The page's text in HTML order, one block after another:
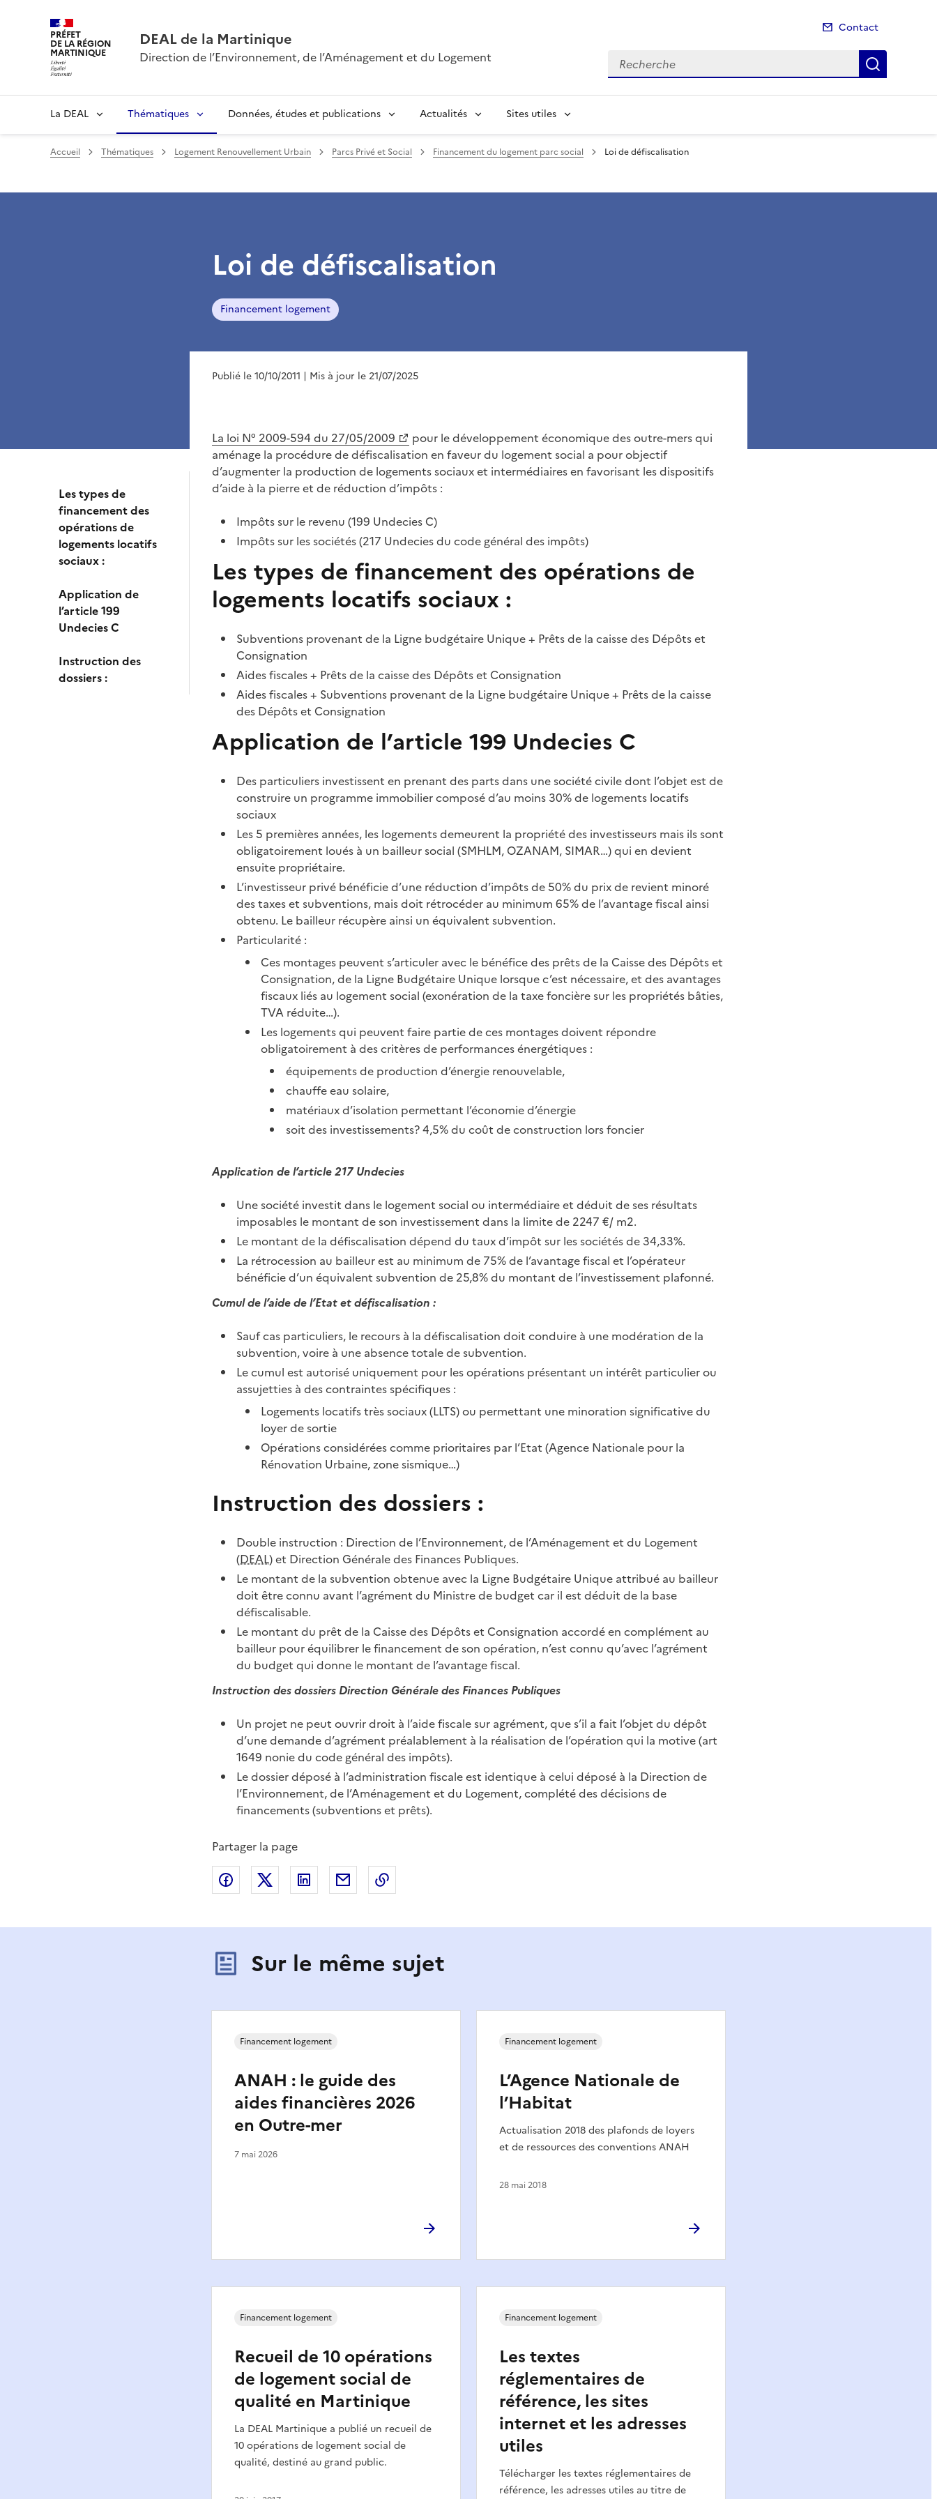
PRÉFET
DE LA RÉGION
MARTINIQUE
DEAL de la Martinique
Direction de l’Environnement, de l’Aménagement et du Logement
Contact
Recherche
La DEAL Thématiques Données, études et publications Actualités Sites utiles
Accueil Thématiques Logement Renouvellement Urbain Parcs Privé et Social Financement du logement parc social Loi de défiscalisation
Les types de
financement des
opérations de
logements locatifs
sociaux :
Application de
l’article 199
Undecies C
Instruction des
dossiers :
Loi de défiscalisation
Financement logement
Publié le 10/10/2011 | Mis à jour le 21/07/2025
La loi N° 2009-594 du 27/05/2009
pour le développement économique des outre-mers qui
aménage la procédure de défiscalisation en faveur du logement social a pour objectif
d’augmenter la production de logements sociaux et intermédiaires en favorisant les dispositifs
d’aide à la pierre et de réduction d’impôts :
Impôts sur le revenu (199 Undecies C)
Impôts sur les sociétés (217 Undecies du code général des impôts)
Les types de financement des opérations de
logements locatifs sociaux :
Subventions provenant de la Ligne budgétaire Unique + Prêts de la caisse des Dépôts et
Consignation
Aides fiscales + Prêts de la caisse des Dépôts et Consignation
Aides fiscales + Subventions provenant de la Ligne budgétaire Unique + Prêts de la caisse
des Dépôts et Consignation
Application de l’article 199 Undecies C
Des particuliers investissent en prenant des parts dans une société civile dont l’objet est de
construire un programme immobilier composé d’au moins 30% de logements locatifs
sociaux
Les 5 premières années, les logements demeurent la propriété des investisseurs mais ils sont
obligatoirement loués à un bailleur social (SMHLM, OZANAM, SIMAR…) qui en devient
ensuite propriétaire.
L’investisseur privé bénéficie d’une réduction d’impôts de 50% du prix de revient minoré
des taxes et subventions, mais doit rétrocéder au minimum 65% de l’avantage fiscal ainsi
obtenu. Le bailleur récupère ainsi un équivalent subvention.
Particularité :
Ces montages peuvent s’articuler avec le bénéfice des prêts de la Caisse des Dépôts et
Consignation, de la Ligne Budgétaire Unique lorsque c’est nécessaire, et des avantages
fiscaux liés au logement social (exonération de la taxe foncière sur les propriétés bâties,
TVA réduite…).
Les logements qui peuvent faire partie de ces montages doivent répondre
obligatoirement à des critères de performances énergétiques :
équipements de production d’énergie renouvelable,
chauffe eau solaire,
matériaux d’isolation permettant l’économie d’énergie
soit des investissements? 4,5% du coût de construction lors foncier
Application de l’article 217 Undecies
Une société investit dans le logement social ou intermédiaire et déduit de ses résultats
imposables le montant de son investissement dans la limite de 2247 €/ m2.
Le montant de la défiscalisation dépend du taux d’impôt sur les sociétés de 34,33%.
La rétrocession au bailleur est au minimum de 75% de l’avantage fiscal et l’opérateur
bénéficie d’un équivalent subvention de 25,8% du montant de l’investissement plafonné.
Cumul de l’aide de l’Etat et défiscalisation :
Sauf cas particuliers, le recours à la défiscalisation doit conduire à une modération de la
subvention, voire à une absence totale de subvention.
Le cumul est autorisé uniquement pour les opérations présentant un intérêt particulier ou
assujetties à des contraintes spécifiques :
Logements locatifs très sociaux (LLTS) ou permettant une minoration significative du
loyer de sortie
Opérations considérées comme prioritaires par l’Etat (Agence Nationale pour la
Rénovation Urbaine, zone sismique…)
Instruction des dossiers :
Double instruction : Direction de l’Environnement, de l’Aménagement et du Logement
(DEAL) et Direction Générale des Finances Publiques.
Le montant de la subvention obtenue avec la Ligne Budgétaire Unique attribué au bailleur
doit être connu avant l’agrément du Ministre de budget car il est déduit de la base
défiscalisable.
Le montant du prêt de la Caisse des Dépôts et Consignation accordé en complément au
bailleur pour équilibrer le financement de son opération, n’est connu qu’avec l’agrément
du budget qui donne le montant de l’avantage fiscal.
Instruction des dossiers Direction Générale des Finances Publiques
Un projet ne peut ouvrir droit à l’aide fiscale sur agrément, que s’il a fait l’objet du dépôt
d’une demande d’agrément préalablement à la réalisation de l’opération qui la motive (art
1649 nonie du code général des impôts).
Le dossier déposé à l’administration fiscale est identique à celui déposé à la Direction de
l’Environnement, de l’Aménagement et du Logement, complété des décisions de
financements (subventions et prêts).
Partager la page
Partager sur Facebook
Partager sur XPartager sur LinkedIn
Partager par email
Sur le même sujet
ANAH : le guide des
aides financières 2026
en Outre-mer
Financement logement
7 mai 2026
L’Agence Nationale de
l’Habitat
Actualisation 2018 des plafonds de loyers
et de ressources des conventions ANAH
Financement logement
28 mai 2018
Recueil de 10 opérations
de logement social de
qualité en Martinique
La DEAL Martinique a publié un recueil de
10 opérations de logement social de
qualité, destiné au grand public.
Financement logement
Les textes
réglementaires de
référence, les sites
internet et les adresses
utiles
Télécharger les textes réglementaires de
référence, les adresses utiles au titre de
Financement logement